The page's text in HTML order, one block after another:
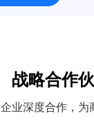
战略合作
业深度合作，为